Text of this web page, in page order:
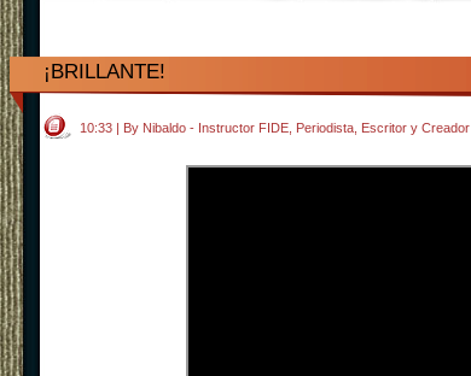
¡BRILLANTE!
10:33 | By Nibaldo - Instructor FIDE, Periodista, Escritor y Creador